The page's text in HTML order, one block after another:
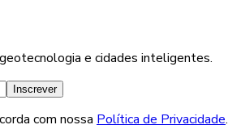
e cidades inteligentes.
Inscrever
com nossa Política de Privacidade.